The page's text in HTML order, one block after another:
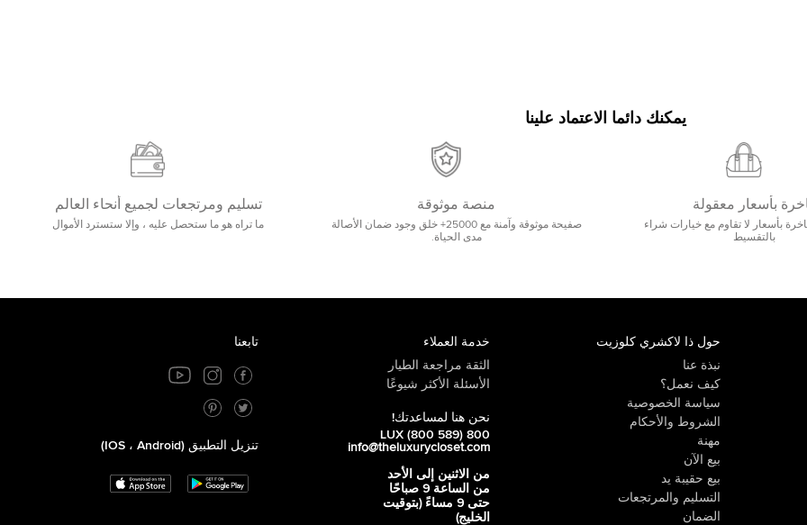
يمكنك دائما الاعتماد علينا
بأسعار معقولة
بأسعار لا تقاوم مع خيارات شراء
بالتقسيط
منصة موثوقة
صفيحة موثوقة وآمنة مع 25000+ خلق وجود ضمان الأصالة
مدى الحياة.
تسليم ومرتجعات لجميع أنحاء العالم
ما تراه هو ما ستحصل عليه ، وإلا ستسترد الأموال
حول ذا لاكشري كلوزيت
نبذة عنا
كيف نعمل؟
سياسة الخصوصية
الشروط والأحكام
مهنة
بيع الآن
بيع حقيبة يد
التسليم والمرتجعات
الضمان
خدمة العملاء
الثقة مراجعة الطيار
الأسئلة الأكثر شيوعًا
نحن هنا لمساعدتك!
800 LUX (800 589)
info@theluxurycloset.com
من الاثنين إلى الأحد
من الساعة 9 صباحًا
حتى 9 مساءً (بتوقيت
الخليج)
تابعنا
تنزيل التطبيق (iOS ، Android)